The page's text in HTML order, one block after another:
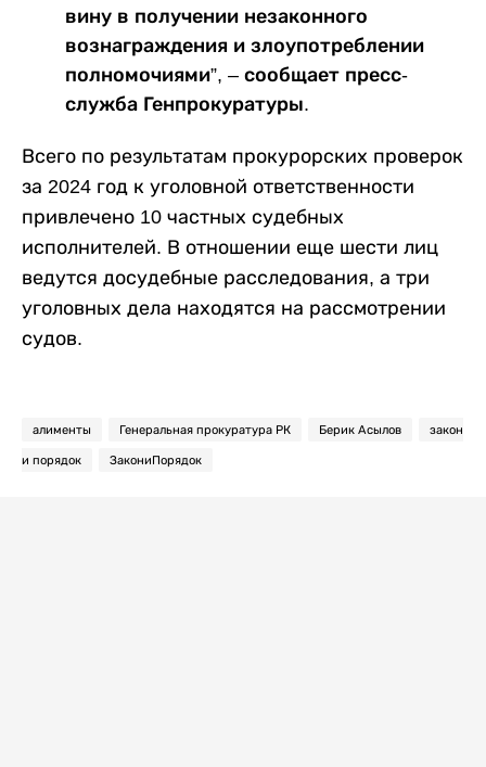
вину в получении незаконного
вознаграждения и злоупотреблении
полномочиями”, – сообщает пресс-
служба Генпрокуратуры.
Всего по результатам прокурорских проверок
за 2024 год к уголовной ответственности
привлечено 10 частных судебных
исполнителей. В отношении еще шести лиц
ведутся досудебные расследования, а три
уголовных дела находятся на рассмотрении
судов.
алименты Генеральная прокуратура РК Берик Асылов закон
и порядок ЗакониПорядок